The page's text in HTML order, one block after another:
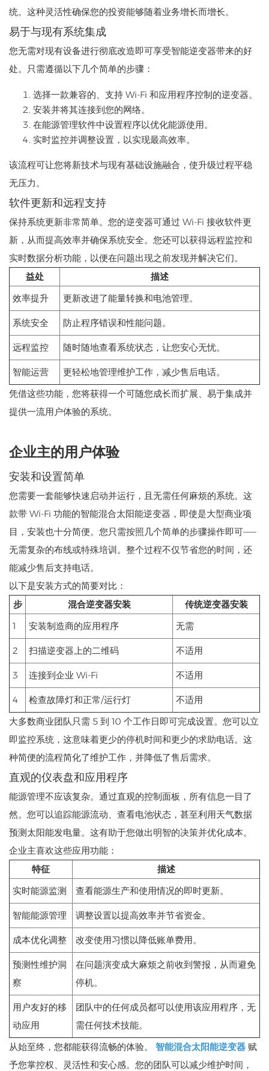
统。这种灵活性确保您的投资能够随着业务增长而增长。
易于与现有系统集成
您无需对现有设备进行彻底改造即可享受智能逆变器带来的好
处。只需遵循以下几个简单的步骤：
选择一款兼容的、支持 Wi-Fi 和应用程序控制的逆变器。
安装并将其连接到您的网络。
在能源管理软件中设置程序以优化能源使用。
实时监控并调整设置，以实现最高效率。
该流程可让您将新技术与现有基础设施融合，使升级过程平稳
无压力。
软件更新和远程支持
保持系统更新非常简单。您的逆变器可通过 Wi-Fi 接收软件更
新，从而提高效率并确保系统安全。您还可以获得远程监控和
实时数据分析功能，以便在问题出现之前发现并解决它们。
益处
描述
效率提升
更新改进了能量转换和电池管理。
系统安全 防止程序错误和性能问题。
远程监控 随时随地查看系统状态，让您安心无忧。
智能运营
更轻松地管理维护工作，减少售后电话。
凭借这些功能，您将获得一个可随您成长而扩展、易于集成并
提供一流用户体验的系统。
企业主的用户体验
安装和设置简单
您需要一套能够快速启动并运行，且无需任何麻烦的系统。这
款带 Wi-Fi 功能的智能混合太阳能逆变器，即使是大型商业项
目，安装也十分简便。您只需按照几个简单的步骤操作即可——
无需复杂的布线或特殊培训。整个过程不仅节省您的时间，还
能减少售后支持电话。
以下是安装方式的简要对比：
步
混合逆变器安装
传统逆变器安装
1
安装制造商的应用程序 无需
2 扫描逆变器上的二维码 不适用
3 连接到企业 Wi-Fi 不适用
4 检查故障灯和正常/运行灯
不适用
大多数商业团队只需 5 到 10 个工作日即可完成设置。您可以立
即监控系统，这意味着更少的停机时间和更少的求助电话。这
种简便的流程简化了维护工作，并降低了售后需求。
直观的仪表盘和应用程序
能源管理不应该复杂。通过直观的控制面板，所有信息一目了
然。您可以追踪能源流动、查看电池状态，甚至利用天气数据
预测太阳能发电量。这有助于您做出明智的决策并优化成本。
企业主喜欢这些应用功能：
特征
描述
实时能源监测
查看能源生产和使用情况的即时更新。
智能能源管理 调整设置以提高效率并节省资金。
成本优化调整 改变使用习惯以降低账单费用。
预测性维护洞
察
在问题演变成大麻烦之前收到警报，从而避免
停机。
用户友好的移
动应用
团队中的任何成员都可以使用该应用程序，无
需任何技术技能。
从始至终，您都能获得流畅的体验。 智能混合太阳能逆变器 赋
予您掌控权、灵活性和安心感。您的团队可以减少维护时间，